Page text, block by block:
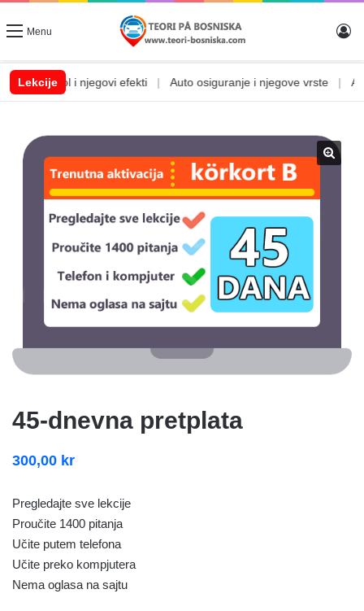
Menu
Lekcije
Alkohol i njegovi efekti | Auto osiguranje i njegove vrste | Auto
45-dnevna pretplata
300,00 kr
Pregledajte sve lekcije
Proučite 1400 pitanja
Učite putem telefona
Učite preko kompjutera
Nema oglasa na sajtu